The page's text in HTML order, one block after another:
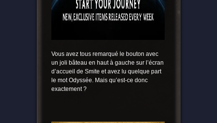
Vous avez tous remarqué le bouton avec
un joli bâteau en haut à gauche sur l’écran
d’accueil de Smite et avez lu quelque part
le mot Odyssée. Mais qu’est-ce donc
exactement ?